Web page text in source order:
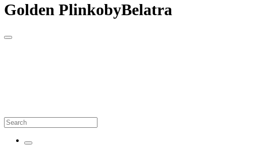
Golden PlinkobyBelatra